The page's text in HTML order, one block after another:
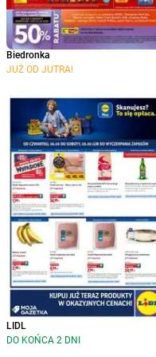
Biedronka
JUŻ OD JUTRA!
LIDL
DO KOŃCA 2 DNI